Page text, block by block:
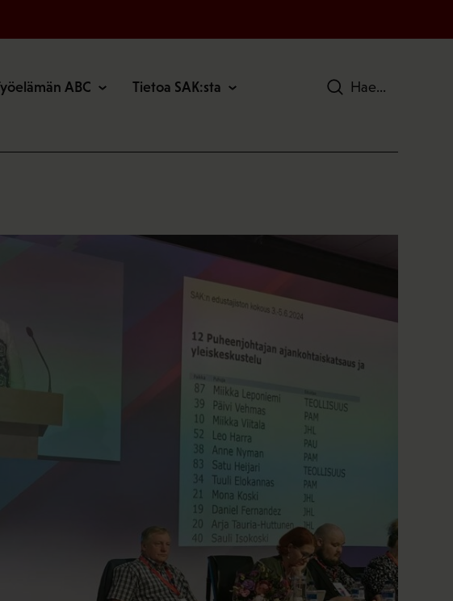
ABC Tietoa SAK:sta Hae